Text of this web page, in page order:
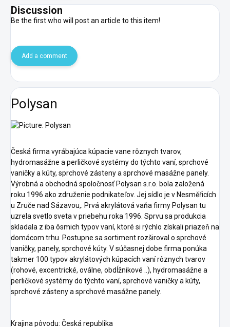
Discussion
Be the first who will post an article to this item!
Add a comment
Polysan
Česká firma vyrábajúca kúpacie vane rôznych tvarov,
hydromasážne a perličkové systémy do týchto vaní, sprchové
vaničky a kúty, sprchové zásteny a sprchové masážne panely.
Výrobná a obchodná spoločnosť Polysan s.r.o. bola založená
roku 1996 ako združenie podnikateľov. Jej sídlo je v Nesměřicích
u Zruče nad Sázavou,. Prvá akrylátová vaňa firmy Polysan tu
uzrela svetlo sveta v priebehu roka 1996. Sprvu sa produkcia
skladala z iba ôsmich typov vaní, ktoré si rýchlo získali priazeň na
domácom trhu. Postupne sa sortiment rozširoval o sprchové
vaničky, panely, sprchové kúty. V súčasnej dobe firma ponúka
takmer 100 typov akrylátových kúpacích vaní rôznych tvarov
(rohové, excentrické, oválne, obdĺžnikové ..), hydromasážne a
perličkové systémy do týchto vaní, sprchové vaničky a kúty,
sprchové zásteny a sprchové masážne panely.
Krajina pôvodu: Česká republika